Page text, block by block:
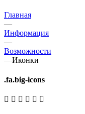
Главная
—
Информация
—
Возможности
—Иконки
.fa.big-icons